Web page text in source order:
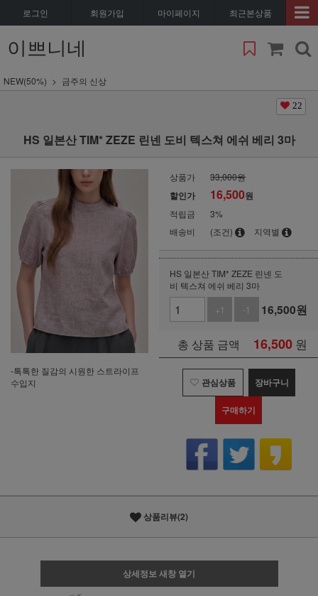
로그인 회원가입 마이페이지 최근본상품
이쁘니네
NEW(50%) 금주의 신상
22
HS 일본산 TIM* ZEZE 린넨 도비 텍스쳐 에쉬 베리 3마
-톡톡한 질감의 시원한 스트라이프
수입지
상품가 33,000원
할인가 16,500원
적립금
3%
배송비
(조건) 지역별
HS 일본산 TIM* ZEZE 린넨 도
비 텍스쳐 에쉬 베리 3마
+1
-1 16,500원
총 상품 금액 16,500 원
관심상품 장바구니
구매하기
상품리뷰(2)
상세정보 새창 열기